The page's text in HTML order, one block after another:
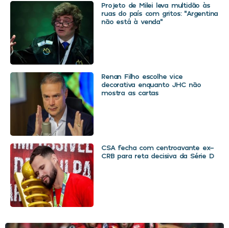
Projeto de Milei leva multidão às
ruas do país com gritos: “Argentina
não está à venda”
Renan Filho escolhe vice
decorativa enquanto JHC não
mostra as cartas
CSA fecha com centroavante ex-
CRB para reta decisiva da Série D